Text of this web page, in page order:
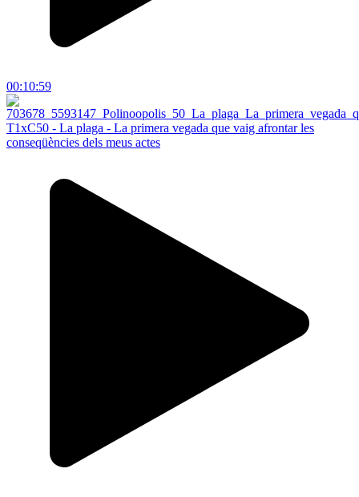
00:10:59
T1xC50 - La plaga - La primera vegada que vaig afrontar les
conseqüències dels meus actes